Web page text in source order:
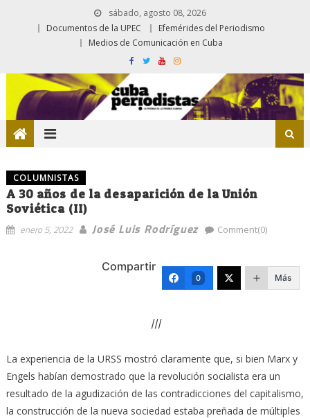
sábado, agosto 08, 2026
Documentos de la UPEC
Efemérides del Periodismo
Medios de Comunicación en Cuba
COLUMNISTAS
A 30 años de la desaparición de la Unión
Soviética (II)
enero 5, 2022 José Luis Rodríguez Comment(0)
Compartir
0 Más
III
La experiencia de la URSS mostró claramente que, si bien Marx y
Engels habían demostrado que la revolución socialista era un
resultado de la agudización de las contradicciones del capitalismo,
la construcción de la nueva sociedad estaba preñada de múltiples